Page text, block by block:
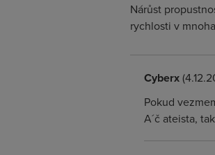
Nárůst
rychlosti v
Cyberx
Pokud
A´č ateista,